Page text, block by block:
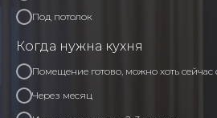
Под потолок
Когда нужна кухня
Помещение готово, можно хоть сейчас
Через месяц